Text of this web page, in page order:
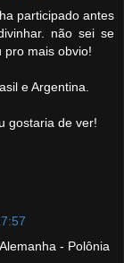
participado antes
não sei se
pro mais obvio!
e Argentina.
gostaria de ver!
- Polônia